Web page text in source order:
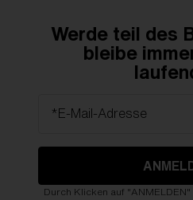
Werde teil des
bleibe
*E-Mail-Adresse
Durch Klicken auf